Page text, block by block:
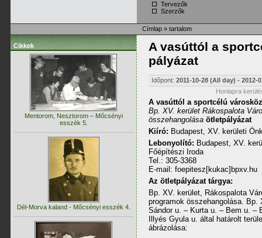
Tervezők
Szerzők
Címlap » tartalom
Cikkek
Mentorom, Nesztorom – Mőcsényi
esszék 5.
Dél-Morva kaland - Mőcsényi esszék 4.
A vasúttól a
pályázat
Időpont: 2011-10-28 (All day) - 2012-
Honlapra
A vasúttól a sportcélú
Bp. XV. kerület Rákospalota
összehangolása ötletpályázat
Kiíró: Budapest, XV. kerületi
Lebonyolító: Budapest, XV.
Főépítészi Iroda
Tel.: 305-3368
E-mail: foepitesz[kukac]bpxv.hu
Az ötletpályázat tárgya:
Bp. XV. kerület, Rákospalota
programok összehangolása.
Sándor u. – Kurta u. – Bem u. –
Illyés Gyula u. által határolt
ábrázolása: